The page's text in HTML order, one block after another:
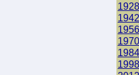
1928
1942
1956
1970
1984
1998